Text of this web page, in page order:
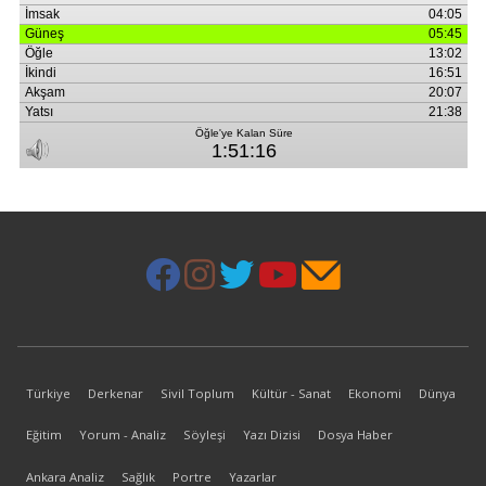
Türkiye Derkenar Sivil Toplum Kültür - Sanat Ekonomi Dünya
Eğitim Yorum - Analiz Söyleşi Yazı Dizisi Dosya Haber
Ankara Analiz Sağlık Portre Yazarlar